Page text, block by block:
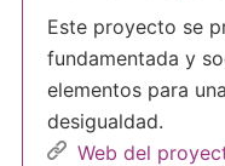
Este proyecto se
fundamentada y
elementos para
desigualdad.
Web del